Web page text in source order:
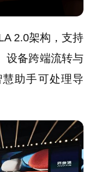
2.0架构，支持
设备跨端流转与
助手可处理导